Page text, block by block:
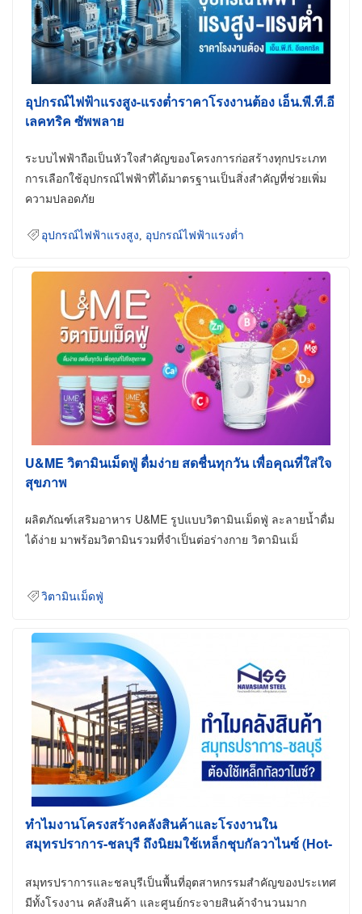
อุปกรณ์ไฟฟ้าแรงสูง-แรงต่ำราคาโรงงานต้อง เอ็น.พี.ที.อี
เลคทริค ซัพพลาย
ระบบไฟฟ้าถือเป็นหัวใจสำคัญของโครงการก่อสร้างทุกประเภท
การเลือกใช้อุปกรณ์ไฟฟ้าที่ได้มาตรฐานเป็นสิ่งสำคัญที่ช่วยเพิ่ม
ความปลอดภัย
อุปกรณ์ไฟฟ้าแรงสูง อุปกรณ์ไฟฟ้าแรงต่ำ
U&ME วิตามินเม็ดฟู่ ดื่มง่าย สดชื่นทุกวัน เพื่อคุณที่ใส่ใจ
สุขภาพ
ผลิตภัณฑ์เสริมอาหาร U&ME รูปแบบวิตามินเม็ดฟู่ ละลายน้ำดื่ม
ได้ง่าย มาพร้อมวิตามินรวมที่จำเป็นต่อร่างกาย วิตามินเม็
วิตามินเม็ดฟู่
ทำไมงานโครงสร้างคลังสินค้าและโรงงานใน
สมุทรปราการ-ชลบุรี ถึงนิยมใช้เหล็กชุบกัลวาไนซ์ (Hot-
สมุทรปราการและชลบุรีเป็นพื้นที่อุตสาหกรรมสำคัญของประเทศ
มีทั้งโรงงาน คลังสินค้า และศูนย์กระจายสินค้าจำนวนมาก